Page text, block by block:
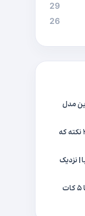
29
26
مدل
کره ماه، زیباترین گوی من | ۳ نکته که
| نزدیک
تکنیک های تدوین | آشنایی با ۵ کات